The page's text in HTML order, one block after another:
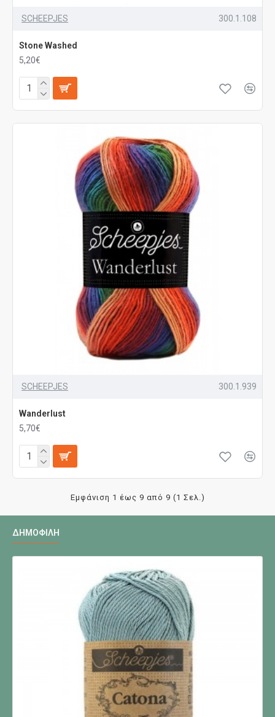
SCHEEPJES 300.1.108
Stone Washed
5,20€
SCHEEPJES 300.1.939
Wanderlust
5,70€
Εμφάνιση 1 έως 9 από 9 (1 Σελ.)
ΔΗΜΟΦΙΛΉ